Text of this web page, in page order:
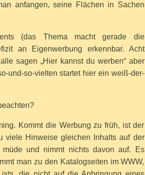
anfangen, seine Flächen in Sachen
(das Thema macht gerade die
an Eigenwerbung erkennbar. Acht
sagen „Hier kannst du werben“ aber
und-so-vielten startet hier ein weiß-der-
Kommt die Werbung zu früh, ist der
viele Hinweise gleichen Inhalts auf der
und nimmt nichts davon auf. Es
man zu den Katalogseiten im WWW,